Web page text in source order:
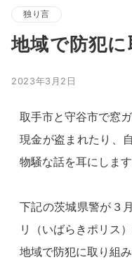
独り言
地域で防犯
2023年3月2日
取手市と守谷市で窓
現金が盗まれたり、
物騒な話を耳にします
下記の茨城県警が３
リ（いばらきポリス
地域で防犯に取り組み